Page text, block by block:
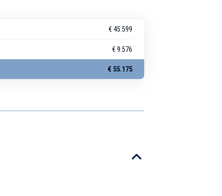
€ 45.599
€ 9.576
€ 55.175